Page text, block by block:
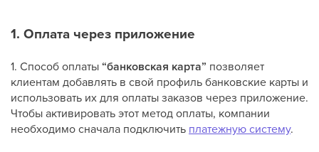
1. Оплата через приложение
1. Способ оплаты“банковская карта” позволяет
клиентам добавлять в свой профиль банковские карты и
использовать их для оплаты заказов через приложение.
Чтобы активировать этот метод оплаты, компании
необходимо сначала подключить платежную систему.